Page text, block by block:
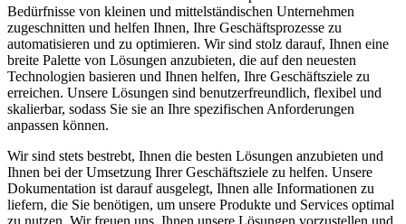
Bedürfnisse von kleinen und mittelständischen Unternehmen
zugeschnitten und helfen Ihnen, Ihre Geschäftsprozesse zu
automatisieren und zu optimieren. Wir sind stolz darauf, Ihnen eine
breite Palette von Lösungen anzubieten, die auf den neuesten
Technologien basieren und Ihnen helfen, Ihre Geschäftsziele zu
erreichen. Unsere Lösungen sind benutzerfreundlich, flexibel und
skalierbar, sodass Sie sie an Ihre spezifischen Anforderungen
anpassen können.
Wir sind stets bestrebt, Ihnen die besten Lösungen anzubieten und
Ihnen bei der Umsetzung Ihrer Geschäftsziele zu helfen. Unsere
Dokumentation ist darauf ausgelegt, Ihnen alle Informationen zu
liefern, die Sie benötigen, um unsere Produkte und Services optimal
zu nutzen. Wir freuen uns, Ihnen unsere Lösungen vorzustellen und